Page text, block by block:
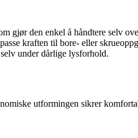
gjør den enkel å håndtere selv
kraften til bore- eller
under dårlige lysforhold.
utformingen sikrer